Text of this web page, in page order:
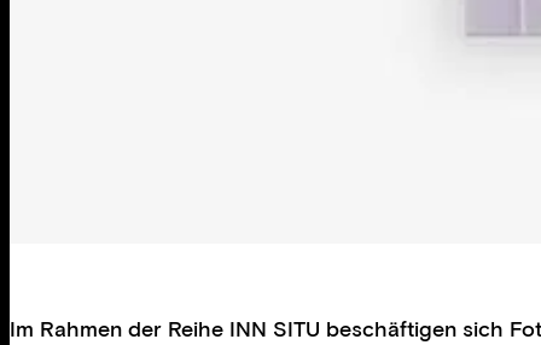
Im Rahmen der Reihe INN SITU beschäftigen sich